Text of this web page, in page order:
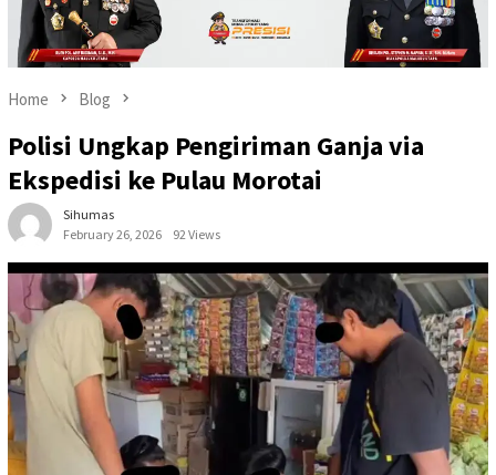
Home Blog
Polisi Ungkap Pengiriman Ganja via
Ekspedisi ke Pulau Morotai
Sihumas
February 26, 2026
92 Views